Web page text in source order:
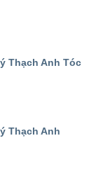
Thạch Anh Tóc
Thạch Anh